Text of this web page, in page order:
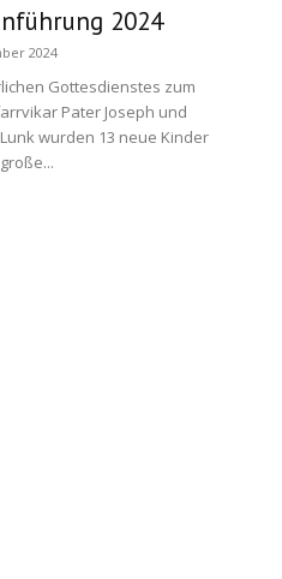
2024
2024
Gottesdienstes zum
Pater Joseph und
wurden 13 neue Kinder